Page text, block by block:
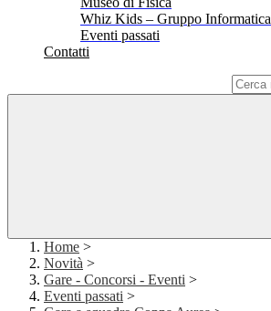
Whiz Kids – Gruppo Informatica
Eventi passati
Contatti
Home >
Novità >
Gare - Concorsi - Eventi >
Eventi passati >